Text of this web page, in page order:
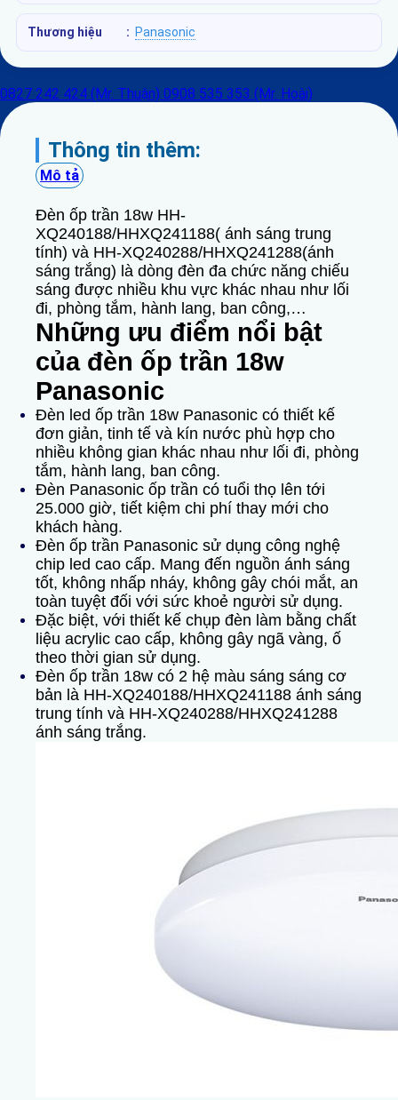
Thương hiệu : Panasonic
0827 242 424 (Mr. Thuận) 0908 535 353 (Mr. Hoài)
Thông tin thêm:
Mô tả
Đèn ốp trần 18w HH-
XQ240188/HHXQ241188( ánh sáng trung
tính) và HH-XQ240288/HHXQ241288(ánh
sáng trắng) là dòng đèn đa chức năng chiếu
sáng được nhiều khu vực khác nhau như lối
đi, phòng tắm, hành lang, ban công,…
Những ưu điểm nổi bật
của đèn ốp trần 18w
Panasonic
Đèn led ốp trần 18w Panasonic có thiết kế
đơn giản, tinh tế và kín nước phù hợp cho
nhiều không gian khác nhau như lối đi, phòng
tắm, hành lang, ban công.
Đèn Panasonic ốp trần có tuổi thọ lên tới
25.000 giờ, tiết kiệm chi phí thay mới cho
khách hàng.
Đèn ốp trần Panasonic sử dụng công nghệ
chip led cao cấp. Mang đến nguồn ánh sáng
tốt, không nhấp nháy, không gây chói mắt, an
toàn tuyệt đối với sức khoẻ người sử dụng.
Đặc biệt, với thiết kế chụp đèn làm bằng chất
liệu acrylic cao cấp, không gây ngã vàng, ố
theo thời gian sử dụng.
Đèn ốp trần 18w có 2 hệ màu sáng sáng cơ
bản là HH-XQ240188/HHXQ241188 ánh sáng
trung tính và HH-XQ240288/HHXQ241288
ánh sáng trắng.